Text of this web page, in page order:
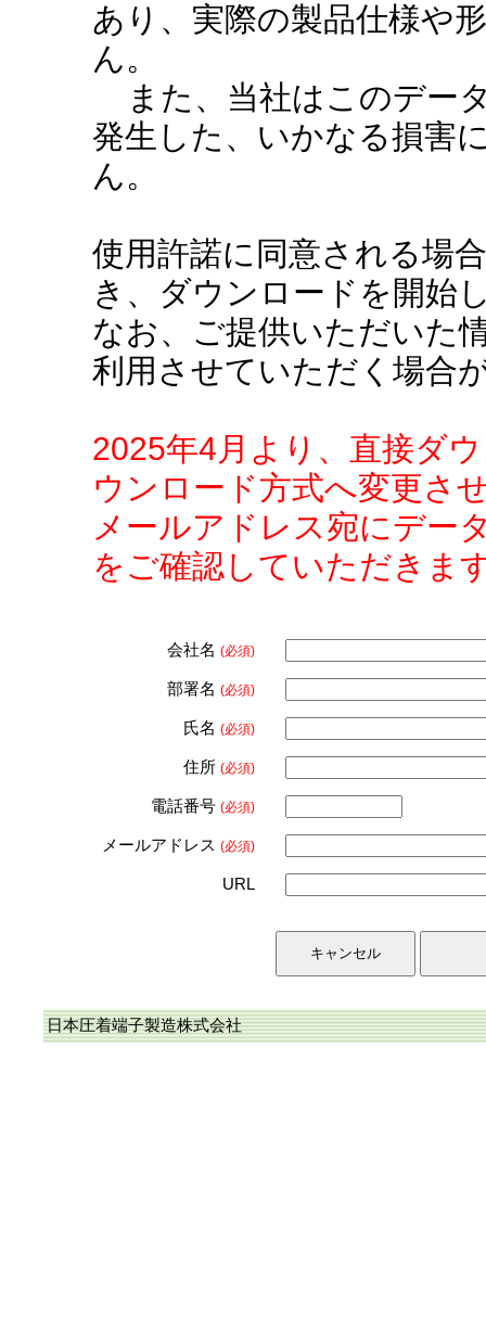
あり、実際の製品仕様や
ん。
また、当社はこのデー
発生した、いかなる損害
ん。
使用許諾に同意される場
き、ダウンロードを開始
なお、ご提供いただいた
利用させていただく場合
2025年4月より、直接ダ
ウンロード方式へ変更さ
メールアドレス宛にデー
をご確認していただきま
会社名 (必須)
部署名 (必須)
氏名 (必須)
住所 (必須)
電話番号 (必須)
メールアドレス (必須)
URL
日本圧着端子製造株式会社